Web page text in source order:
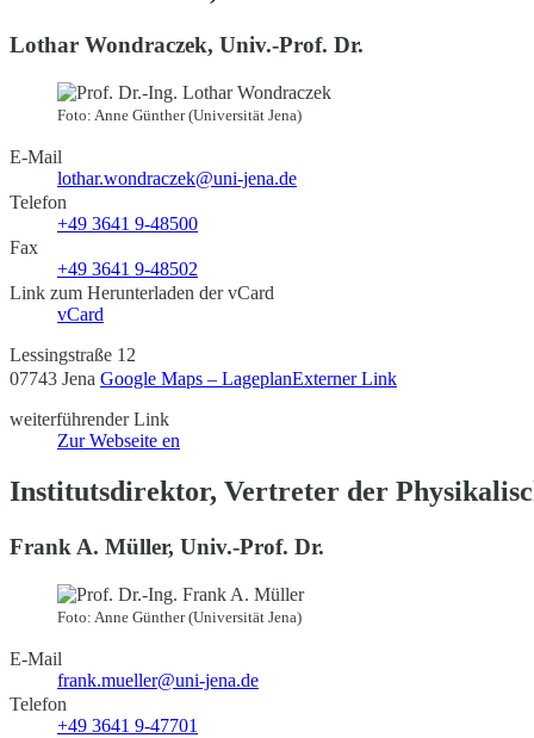
Lothar Wondraczek, Univ.-Prof. Dr.
Foto: Anne Günther (Universität Jena)
E-Mail
lothar.wondraczek@uni-jena.de
Telefon
+49 3641 9-48500
Fax
+49 3641 9-48502
Link zum Herunterladen der vCard
vCard
Lessingstraße 12
07743 Jena Google Maps – LageplanExterner Link
weiterführender Link
Zur Webseite en
Institutsdirektor, Vertreter der
Frank A. Müller, Univ.-Prof. Dr.
Foto: Anne Günther (Universität Jena)
E-Mail
frank.mueller@uni-jena.de
Telefon
+49 3641 9-47701